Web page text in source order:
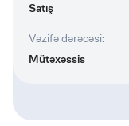
Satış
Vəzifə dərəcəsi:
Mütəxəssis